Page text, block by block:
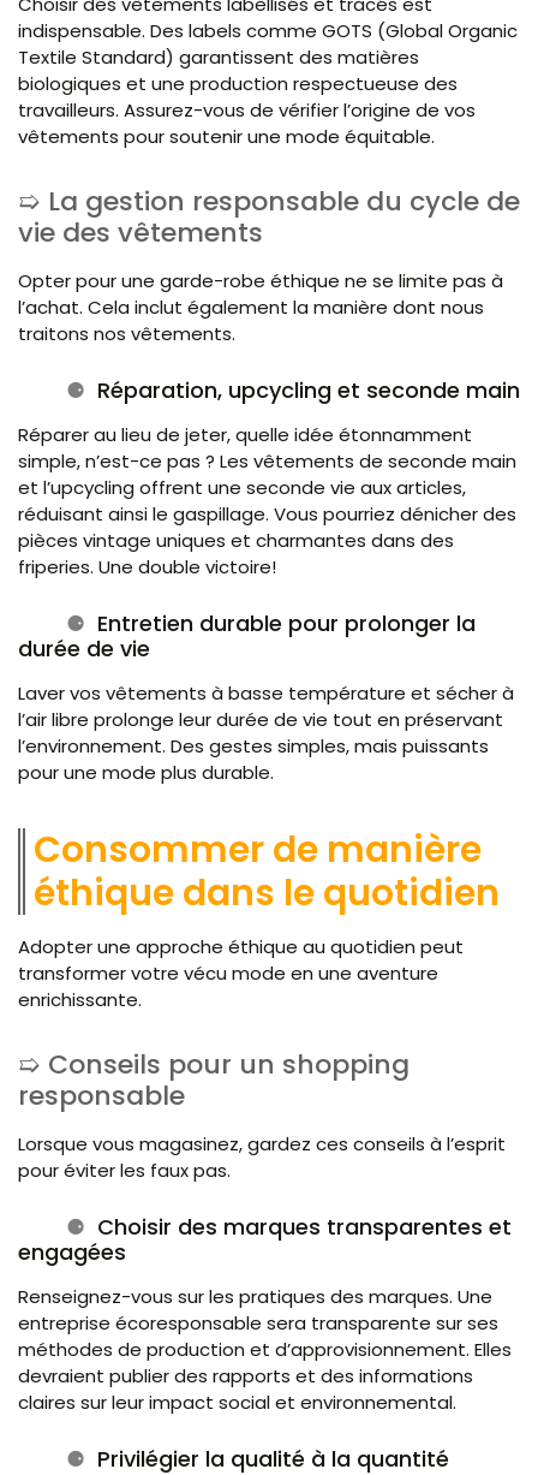
indispensable. Des labels comme GOTS (Global Organic
Textile Standard) garantissent des matières
biologiques et une production respectueuse des
travailleurs. Assurez-vous de vérifier l’origine de vos
vêtements pour soutenir une mode équitable.
La gestion responsable du cycle de
vie des vêtements
Opter pour une garde-robe éthique ne se limite pas à
l’achat. Cela inclut également la manière dont nous
traitons nos vêtements.
Réparation, upcycling et seconde main
Réparer au lieu de jeter, quelle idée étonnamment
simple, n’est-ce pas ? Les vêtements de seconde main
et l’upcycling offrent une seconde vie aux articles,
réduisant ainsi le gaspillage. Vous pourriez dénicher des
pièces vintage uniques et charmantes dans des
friperies. Une double victoire!
Entretien durable pour prolonger la
durée de vie
Laver vos vêtements à basse température et sécher à
l’air libre prolonge leur durée de vie tout en préservant
l’environnement. Des gestes simples, mais puissants
pour une mode plus durable.
Consommer de manière
éthique dans le quotidien
Adopter une approche éthique au quotidien peut
transformer votre vécu mode en une aventure
enrichissante.
Conseils pour un shopping
responsable
Lorsque vous magasinez, gardez ces conseils à l’esprit
pour éviter les faux pas.
Choisir des marques transparentes et
engagées
Renseignez-vous sur les pratiques des marques. Une
entreprise écoresponsable sera transparente sur ses
méthodes de production et d’approvisionnement. Elles
devraient publier des rapports et des informations
claires sur leur impact social et environnemental.
Privilégier la qualité à la quantité